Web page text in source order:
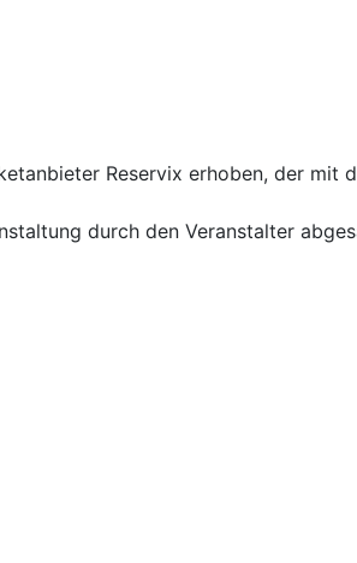
Reservix erhoben, der mit
durch den Veranstalter